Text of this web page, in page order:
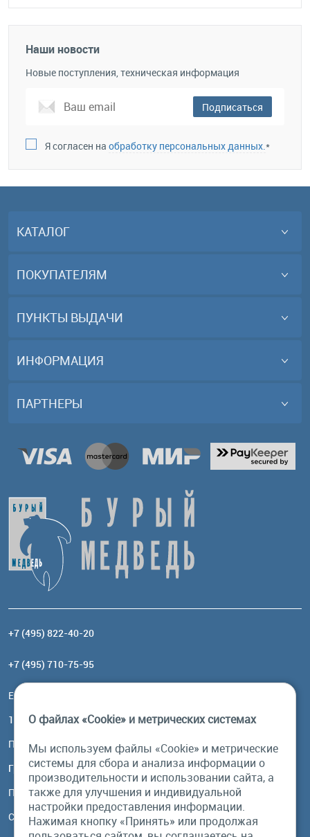
Наши новости
Новые поступления, техническая информация
Подписаться
Я согласен на обработку персональных данных. *
КАТАЛОГ
ПОКУПАТЕЛЯМ
ПУНКТЫ ВЫДАЧИ
ИНФОРМАЦИЯ
ПАРТНЕРЫ
+7 (495) 822-40-20
+7 (495) 710-75-95
Email:
117485, Москва, ул. Профсоюзная, 84/32, корп 1
Посмотреть на карте
График работы
Пн-Пт: с 10:00 до 18:00
Сб, Вс: выходной
О файлах «Cookie» и метрических системах
Мы используем файлы «Cookie» и метрические
системы для сбора и анализа информации о
производительности и использовании сайта, а
также для улучшения и индивидуальной
настройки предоставления информации.
Нажимая кнопку «Принять» или продолжая